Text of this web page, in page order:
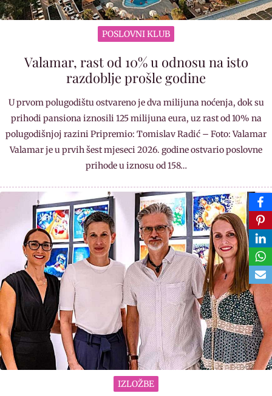
POSLOVNI KLUB
Valamar, rast od 10% u odnosu na isto
razdoblje prošle godine
U prvom polugodištu ostvareno je dva milijuna noćenja, dok su
prihodi pansiona iznosili 125 milijuna eura, uz rast od 10% na
polugodišnjoj razini Pripremio: Tomislav Radić – Foto: Valamar
Valamar je u prvih šest mjeseci 2026. godine ostvario poslovne
prihode u iznosu od 158…
IZLOŽBE